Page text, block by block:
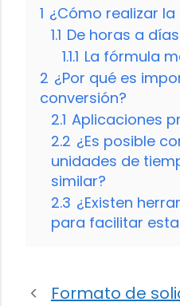
1 ¿Cómo realizar
1.1 De horas a días
1.1.1 La fórmula
2 ¿Por qué es
conversión?
2.1 Aplicaciones
2.2 ¿Es posible
unidades de
similar?
2.3 ¿Existen
para facilitar
Formato de